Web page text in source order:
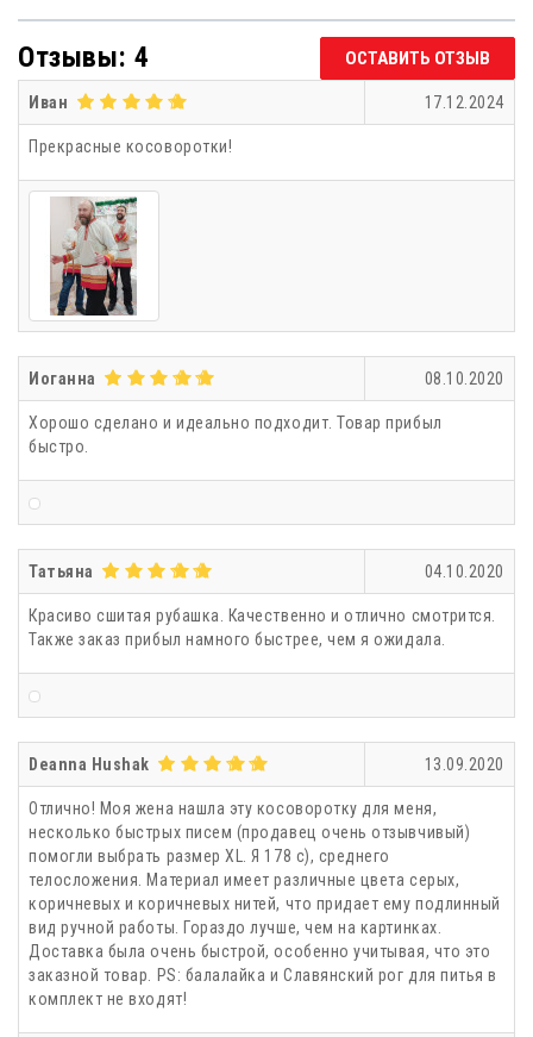
Отзывы: 4 ОСТАВИТЬ ОТЗЫВ
Иван 17.12.2024
Прекрасные косоворотки!
Иоганна 08.10.2020
Хорошо сделано и идеально подходит. Товар прибыл
быстро.
Татьяна 04.10.2020
Красиво сшитая рубашка. Качественно и отлично смотрится.
Также заказ прибыл намного быстрее, чем я ожидала.
Deanna Hushak 13.09.2020
Отлично! Моя жена нашла эту косоворотку для меня,
несколько быстрых писем (продавец очень отзывчивый)
помогли выбрать размер XL. Я 178 с), среднего
телосложения. Материал имеет различные цвета серых,
коричневых и коричневых нитей, что придает ему подлинный
вид ручной работы. Гораздо лучше, чем на картинках.
Доставка была очень быстрой, особенно учитывая, что это
заказной товар. PS: балалайка и Славянский рог для питья в
комплект не входят!